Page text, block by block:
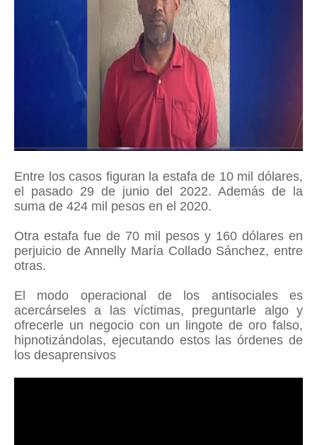
Entre los casos figuran la estafa de 10 mil dólares,
el pasado 29 de junio del 2022. Además de la
suma de 424 mil pesos en el 2020.
Otra estafa fue de 70 mil pesos y 160 dólares en
perjuicio de Annelly María Collado Sánchez, entre
otras.
El modo operacional de los antisociales es
acercárseles a las víctimas, preguntarle algo y
ofrecerle un negocio con un lingote de oro falso,
hipnotizándolas, ejecutando estos las órdenes de
los desaprensivos